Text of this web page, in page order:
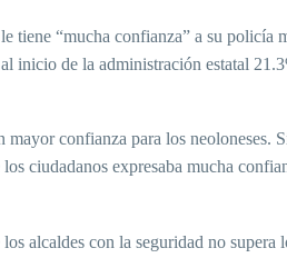
tiene “mucha confianza” a su
inicio de la administración estatal
confianza para los neoloneses.
ciudadanos expresaba mucha
alcaldes con la seguridad no supera